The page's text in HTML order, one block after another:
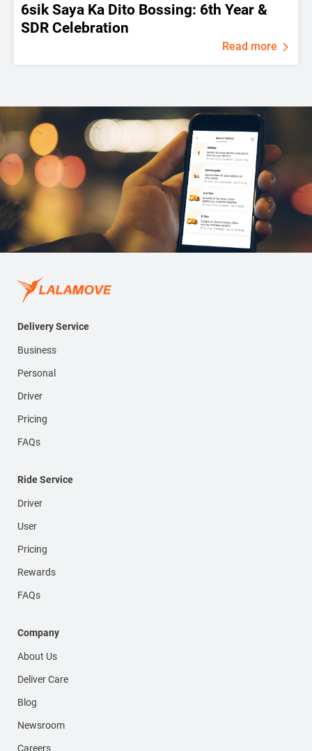
6sik Saya Ka Dito Bossing: 6th Year &
SDR Celebration
Read more
Delivery Service
Business
Personal
Driver
Pricing
FAQs
Ride Service
Driver
User
Pricing
Rewards
FAQs
Company
About Us
Deliver Care
Blog
Newsroom
Careers